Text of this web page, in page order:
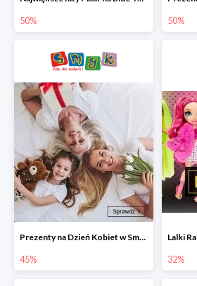
50% 50%
Prezenty na Dzień Kobiet w Smyku do -45%
45% 32%